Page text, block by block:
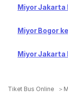
Miyor Jakarta
Miyor Bogor
Miyor Jakarta
Tiket Bus Online